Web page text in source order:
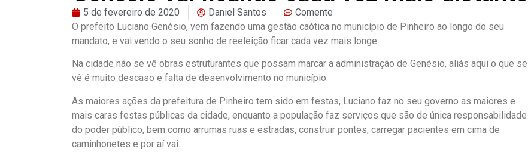
5 de fevereiro de 2020 Daniel Santos
Comente
O prefeito Luciano Genésio, vem fazendo uma gestão caótica no município de Pinheiro ao longo do seu
mandato, e vai vendo o seu sonho de reeleição ficar cada vez mais longe.
Na cidade não se vê obras estruturantes que possam marcar a administração de Genésio, aliás aqui o que se
vê é muito descaso e falta de desenvolvimento no município.
As maiores ações da prefeitura de Pinheiro tem sido em festas, Luciano faz no seu governo as maiores e
mais caras festas públicas da cidade, enquanto a população faz serviços que são de única responsabilidade
do poder público, bem como arrumas ruas e estradas, construir pontes, carregar pacientes em cima de
caminhonetes e por aí vai.